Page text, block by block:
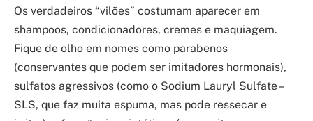
Os verdadeiros “vilões” costumam aparecer em
shampoos, condicionadores, cremes e maquiagem.
Fique de olho em nomes como parabenos
(conservantes que podem ser imitadores hormonais),
sulfatos agressivos (como o Sodium Lauryl Sulfate –
SLS, que faz muita espuma, mas pode ressecar e